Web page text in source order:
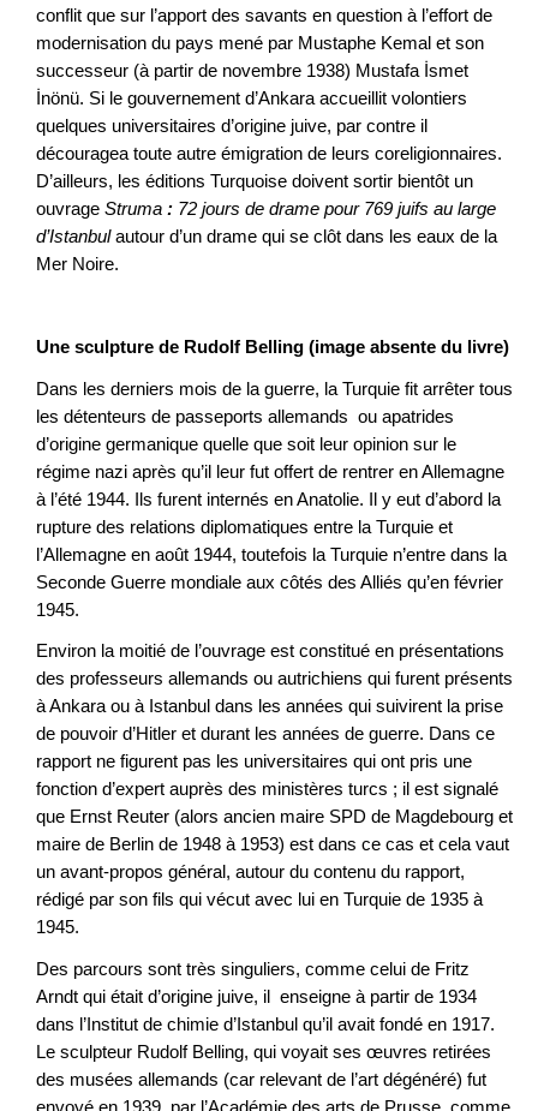
conflit que sur l’apport des savants en question à l’effort de
modernisation du pays mené par Mustaphe Kemal et son
successeur (à partir de novembre 1938) Mustafa İsmet
İnönü. Si le gouvernement d’Ankara accueillit volontiers
quelques universitaires d’origine juive, par contre il
découragea toute autre émigration de leurs coreligionnaires.
D’ailleurs, les éditions Turquoise doivent sortir bientôt un
ouvrage Struma : 72 jours de drame pour 769 juifs au large
d’Istanbulautour d’un drame qui se clôt dans les eaux de la
Mer Noire.
Une sculpture de Rudolf Belling (image absente du livre)
Dans les derniers mois de la guerre, la Turquie fit arrêter tous
les détenteurs de passeports allemands ou apatrides
d’origine germanique quelle que soit leur opinion sur le
régime nazi après qu’il leur fut offert de rentrer en Allemagne
à l’été 1944. Ils furent internés en Anatolie. Il y eut d’abord la
rupture des relations diplomatiques entre la Turquie et
l’Allemagne en août 1944, toutefois la Turquie n’entre dans la
Seconde Guerre mondiale aux côtés des Alliés qu’en février
1945.
Environ la moitié de l’ouvrage est constitué en présentations
des professeurs allemands ou autrichiens qui furent présents
à Ankara ou à Istanbul dans les années qui suivirent la prise
de pouvoir d’Hitler et durant les années de guerre. Dans ce
rapport ne figurent pas les universitaires qui ont pris une
fonction d’expert auprès des ministères turcs ; il est signalé
que Ernst Reuter (alors ancien maire SPD de Magdebourg et
maire de Berlin de 1948 à 1953) est dans ce cas et cela vaut
un avant-propos général, autour du contenu du rapport,
rédigé par son fils qui vécut avec lui en Turquie de 1935 à
1945.
Des parcours sont très singuliers, comme celui de Fritz
Arndt qui était d’origine juive, il enseigne à partir de 1934
dans l’Institut de chimie d’Istanbul qu’il avait fondé en 1917.
Le sculpteur Rudolf Belling, qui voyait ses œuvres retirées
des musées allemands (car relevant de l’art dégénéré) fut
envoyé en 1939, par l’Académie des arts de Prusse, comme